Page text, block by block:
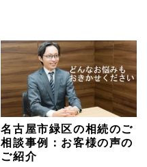
名古屋市緑区の相続のご
相談事例：お客様の声の
ご紹介